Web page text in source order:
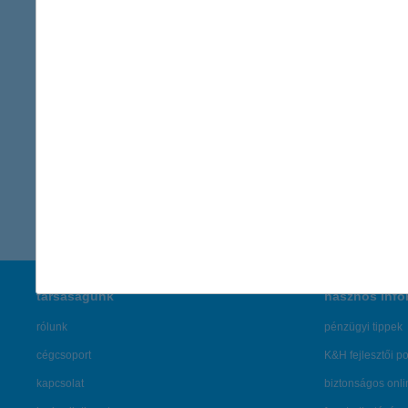
társaságunk
rólunk
cégcsoport
kapcsolat
hasznos
pénzügyi tippek
K&H fejlesztői
biztonságos